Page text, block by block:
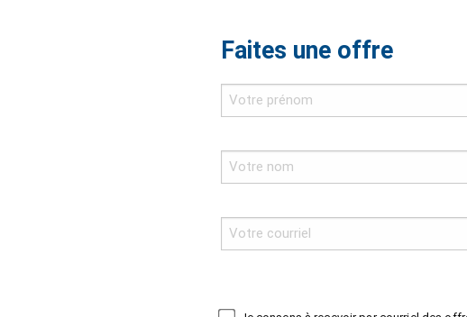
Faites une offre